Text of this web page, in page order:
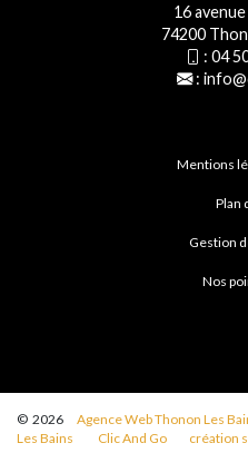
16
74200
: 04
:
Mentions
Plan
Gestion
Nos
© 2026 Agence Web Thonon Les
Les Bains
Clic And Go création